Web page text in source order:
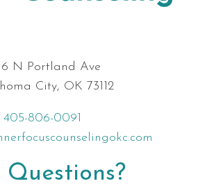
N Portland Ave
City, OK 73112
405-806-0091
Questions?